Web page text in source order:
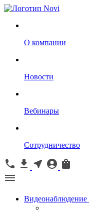
О компании
Новости
Вебинары
Сотрудничество
Видеонаблюдение